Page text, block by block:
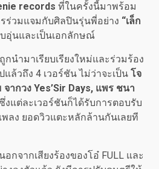
records ที่ในครั้งนี้มาพร้อม
ร่วมแจมกับศิลปินรุ่นพี่อย่าง “เล็ก
บอุ่นและเป็นเอกลักษณ์
นำมาเรียบเรียงใหม่และร่วมร้อง
ล้วถึง 4 เวอร์ชัน ไม่ว่าจะเป็น โจ
จากวง Yes’Sir Days, แพร ชนา
งแต่ละเวอร์ชันก็ได้รับการตอบรับ
ลง ยอดวิวแตะหลักล้านกันเลยที
กจากเสียงร้องของโอ๋ FULL และ